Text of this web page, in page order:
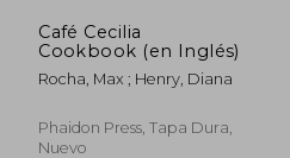
dcto. $ 65.291
Café Cecilia
Cookbook (en Inglés)
Rocha, Max ; Henry, Diana
Phaidon Press, Tapa Dura,
Nuevo